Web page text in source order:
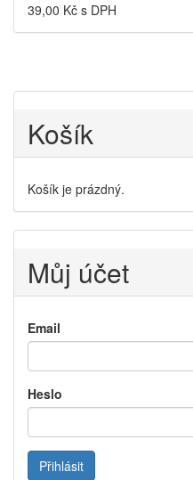
39,00 Kč s DPH
Košík
Košík je prázdný.
Můj účet
Email
Heslo